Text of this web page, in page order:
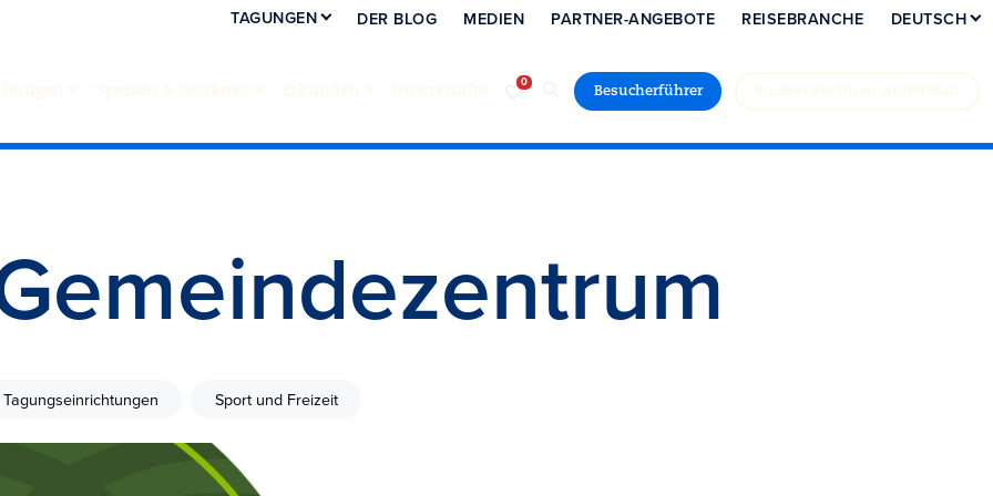
Besucherführer
TAGUNGEN DER BLOG MEDIEN PARTNER-ANGEBOTE REISEBRANCHE DEUTSCH
Sport und Freizeit